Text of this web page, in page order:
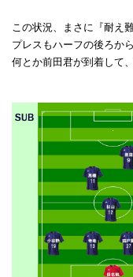
この状況、まさに『耐え
プレスもハーフの後ろか
何とか前田君が到着して